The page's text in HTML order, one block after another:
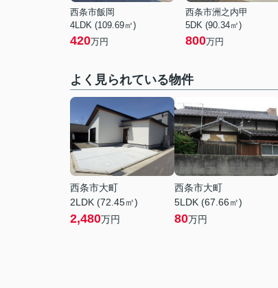
西条市飯岡
4LDK (109.69㎡)
420万円
西条市洲之内甲
5DK (90.34㎡)
800万円
よく見られている物件
西条市大町
2LDK (72.45㎡)
2,480万円
西条市大町
5LDK (67.66㎡)
80万円